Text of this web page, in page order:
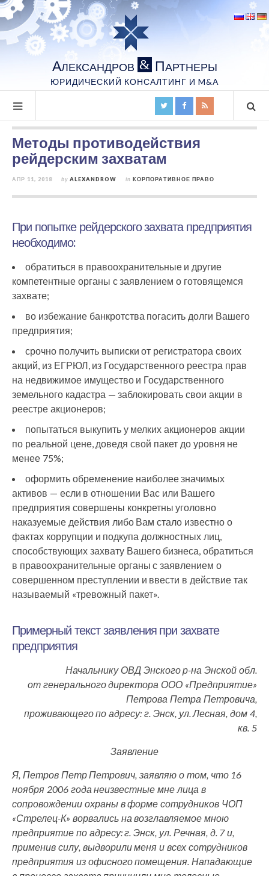
АЛЕКСАНДРОВ & ПАРТНЕРЫ
ЮРИДИЧЕСКИЙ КОНСАЛТИНГ И M&A
Методы противодействия
рейдерским захватам
АПР 11, 2018 by ALEXANDROW in КОРПОРАТИВНОЕ ПРАВО
При попытке рейдерского захвата предприятия
необходимо:
обратиться в правоохранительные и другие
компетентные органы с заявлением о готовящемся
захвате;
во избежание банкротства погасить долги Вашего
предприятия;
срочно получить выписки от регистратора своих
акций, из ЕГРЮЛ, из Государственного реестра прав
на недвижимое имущество и Государственного
земельного кадастра — заблокировать свои акции в
реестре акционеров;
попытаться выкупить у мелких акционеров акции
по реальной цене, доведя свой пакет до уровня не
менее 75%;
оформить обременение наиболее значимых
активов — если в отношении Вас или Вашего
предприятия совершены конкретны уголовно
наказуемые действия либо Вам стало известно о
фактах коррупции и подкупа должностных лиц,
способствующих захвату Вашего бизнеса, обратиться
в правоохранительные органы с заявлением о
совершенном преступлении и ввести в действие так
называемый «тревожный пакет».
Примерный текст заявления при захвате
предприятия
Начальнику ОВД Энского р-на Энской обл.
от генерального директора ООО «Предприятие»
Петрова Петра Петровича,
проживающего по адресу: г. Энск, ул. Лесная, дом 4,
кв. 5
Заявление
Я, Петров Петр Петрович, заявляю о том, что 16
ноября 2006 года неизвестные мне лица в
сопровождении охраны в форме сотрудников ЧОП
«Стрелец-К» ворвались на возглавляемое мною
предприятие по адресу: г. Энск, ул. Речная, д. 7 и,
применив силу, выдворили меня и всех сотрудников
предприятия из офисного помещения. Нападающие